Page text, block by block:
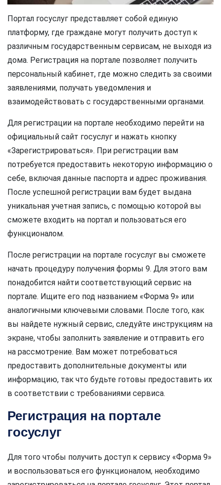
Портал госуслуг представляет собой единую
платформу, где граждане могут получить доступ к
различным государственным сервисам, не выходя из
дома. Регистрация на портале позволяет получить
персональный кабинет, где можно следить за своими
заявлениями, получать уведомления и
взаимодействовать с государственными органами.
Для регистрации на портале необходимо перейти на
официальный сайт госуслуг и нажать кнопку
«Зарегистрироваться». При регистрации вам
потребуется предоставить некоторую информацию о
себе, включая данные паспорта и адрес проживания.
После успешной регистрации вам будет выдана
уникальная учетная запись, с помощью которой вы
сможете входить на портал и пользоваться его
функционалом.
После регистрации на портале госуслуг вы сможете
начать процедуру получения формы 9. Для этого вам
понадобится найти соответствующий сервис на
портале. Ищите его под названием «Форма 9» или
аналогичными ключевыми словами. После того, как
вы найдете нужный сервис, следуйте инструкциям на
экране, чтобы заполнить заявление и отправить его
на рассмотрение. Вам может потребоваться
предоставить дополнительные документы или
информацию, так что будьте готовы предоставить их
в соответствии с требованиями сервиса.
Регистрация на портале
госуслуг
Для того чтобы получить доступ к сервису «Форма 9»
и воспользоваться его функционалом, необходимо